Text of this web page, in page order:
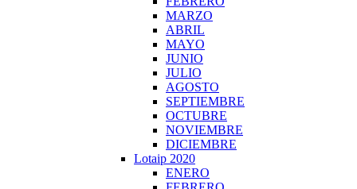
MARZO
ABRIL
MAYO
JUNIO
JULIO
AGOSTO
SEPTIEMBRE
OCTUBRE
NOVIEMBRE
DICIEMBRE
Lotaip 2020
ENERO